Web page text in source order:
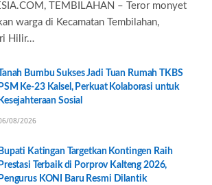
TEMBILAHAN – Teror monyet
warga di Kecamatan Tembilahan,
Hilir…
Tanah Bumbu Sukses Jadi Tuan Rumah TKBS
PSM Ke-23 Kalsel, Perkuat Kolaborasi untuk
Kesejahteraan Sosial
08/2026
Bupati Katingan Targetkan Kontingen Raih
Prestasi Terbaik di Porprov Kalteng 2026,
Pengurus KONI Baru Resmi Dilantik